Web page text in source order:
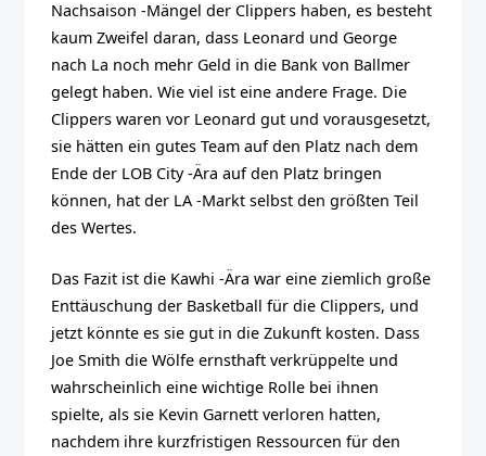
Nachsaison -Mängel der Clippers haben, es besteht
kaum Zweifel daran, dass Leonard und George
nach La noch mehr Geld in die Bank von Ballmer
gelegt haben. Wie viel ist eine andere Frage. Die
Clippers waren vor Leonard gut und vorausgesetzt,
sie hätten ein gutes Team auf den Platz nach dem
Ende der LOB City -Ära auf den Platz bringen
können, hat der LA -Markt selbst den größten Teil
des Wertes.
Das Fazit ist die Kawhi -Ära war eine ziemlich große
Enttäuschung der Basketball für die Clippers, und
jetzt könnte es sie gut in die Zukunft kosten. Dass
Joe Smith die Wölfe ernsthaft verkrüppelte und
wahrscheinlich eine wichtige Rolle bei ihnen
spielte, als sie Kevin Garnett verloren hatten,
nachdem ihre kurzfristigen Ressourcen für den